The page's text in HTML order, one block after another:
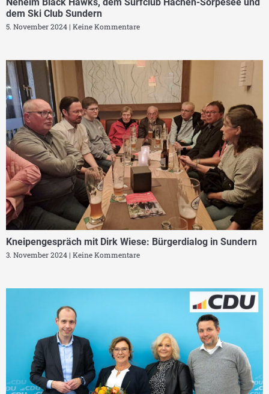
dem Ski Club Sundern
5. November 2024 Keine Kommentare
Kneipengespräch mit Dirk Wiese: Bürgerdialog in Sundern
3. November 2024 Keine Kommentare